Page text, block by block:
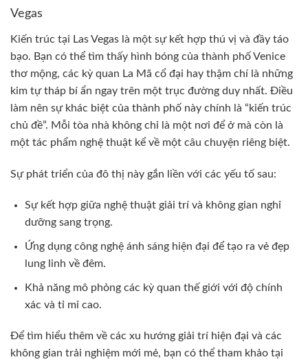
Vegas
Kiến trúc tại Las Vegas là một sự kết hợp thú vị và đầy táo
bạo. Bạn có thể tìm thấy hình bóng của thành phố Venice
thơ mộng, các kỳ quan La Mã cổ đại hay thậm chí là những
kim tự tháp bí ẩn ngay trên một trục đường duy nhất. Điều
làm nên sự khác biệt của thành phố này chính là “kiến trúc
chủ đề”. Mỗi tòa nhà không chỉ là một nơi để ở mà còn là
một tác phẩm nghệ thuật kể về một câu chuyện riêng biệt.
Sự phát triển của đô thị này gắn liền với các yếu tố sau:
Sự kết hợp giữa nghệ thuật giải trí và không gian nghỉ
dưỡng sang trọng.
Ứng dụng công nghệ ánh sáng hiện đại để tạo ra vẻ đẹp
lung linh về đêm.
Khả năng mô phỏng các kỳ quan thế giới với độ chính
xác và tỉ mỉ cao.
Để tìm hiểu thêm về các xu hướng giải trí hiện đại và các
không gian trải nghiệm mới mẻ, bạn có thể tham khảo tại